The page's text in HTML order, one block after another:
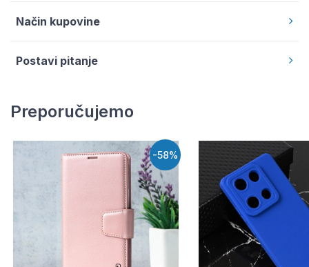
Način kupovine
Postavi pitanje
Preporučujemo
-58%